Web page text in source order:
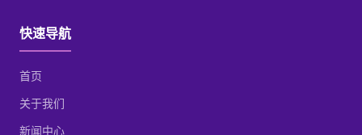
快速导航
首页
关于我们
新闻中心